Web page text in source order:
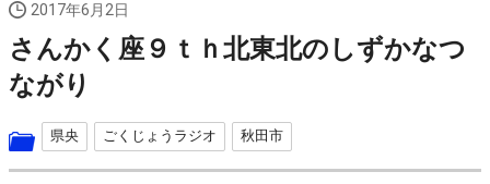
2017年6月2日
さんかく座９ｔｈ北東北のしずかなつ
ながり
県央 ごくじょうラジオ 秋田市